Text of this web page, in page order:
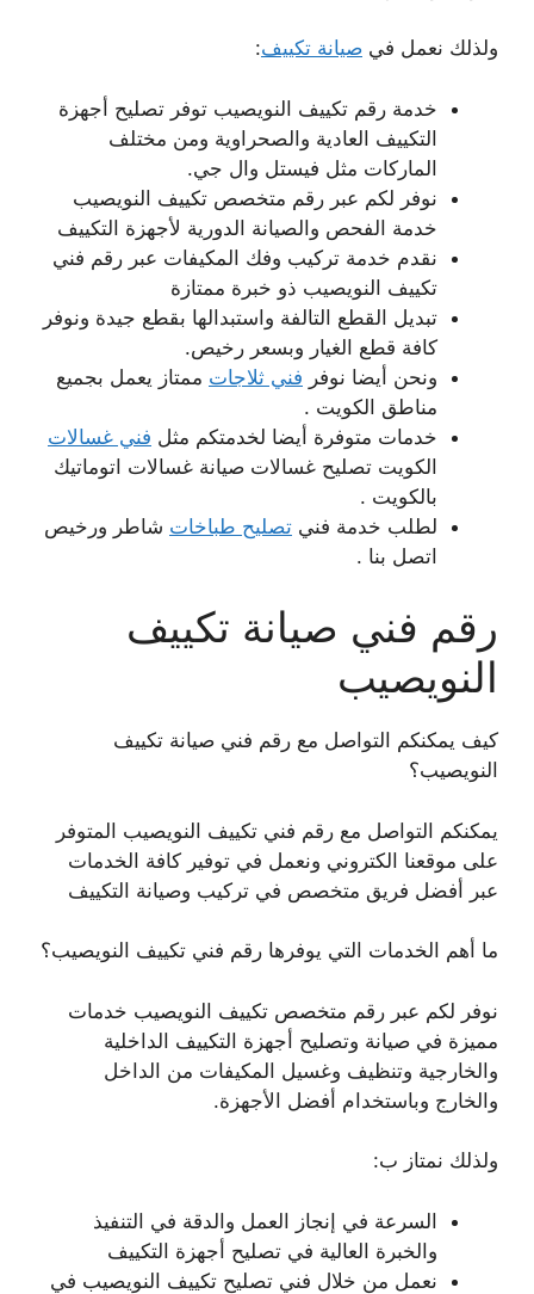
ولذلك نعمل في صيانة تكييف:
خدمة رقم تكييف النويصيب توفر تصليح أجهزة
التكييف العادية والصحراوية ومن مختلف
الماركات مثل فيستل وال جي.
نوفر لكم عبر رقم متخصص تكييف النويصيب
خدمة الفحص والصيانة الدورية لأجهزة التكييف
نقدم خدمة تركيب وفك المكيفات عبر رقم فني
تكييف النويصيب ذو خبرة ممتازة
تبديل القطع التالفة واستبدالها بقطع جيدة ونوفر
كافة قطع الغيار وبسعر رخيص.
ونحن أيضا نوفر فني ثلاجات ممتاز يعمل بجميع
مناطق الكويت .
خدمات متوفرة أيضا لخدمتكم مثل فني غسالات
الكويت تصليح غسالات صيانة غسالات اتوماتيك
بالكويت .
لطلب خدمة فني تصليح طباخات شاطر ورخيص
اتصل بنا .
رقم فني صيانة تكييف
النويصيب
كيف يمكنكم التواصل مع رقم فني صيانة تكييف
النويصيب؟
يمكنكم التواصل مع رقم فني تكييف النويصيب المتوفر
على موقعنا الكتروني ونعمل في توفير كافة الخدمات
عبر أفضل فريق متخصص في تركيب وصيانة التكييف
ما أهم الخدمات التي يوفرها رقم فني تكييف النويصيب؟
نوفر لكم عبر رقم متخصص تكييف النويصيب خدمات
مميزة في صيانة وتصليح أجهزة التكييف الداخلية
والخارجية وتنظيف وغسيل المكيفات من الداخل
والخارج وباستخدام أفضل الأجهزة.
ولذلك نمتاز ب:
السرعة في إنجاز العمل والدقة في التنفيذ
والخبرة العالية في تصليح أجهزة التكييف
نعمل من خلال فني تصليح تكييف النويصيب في